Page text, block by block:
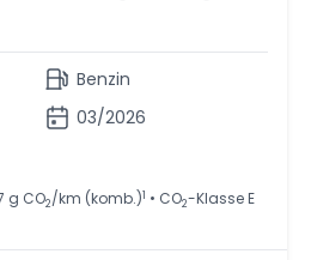
Benzin
03/2026
g CO2/km (komb.)1 • CO2-Klasse E